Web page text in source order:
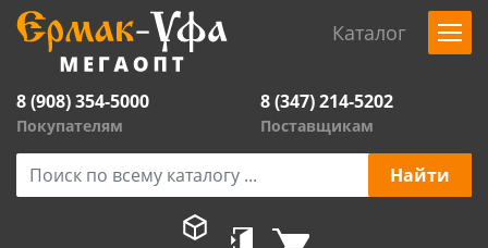
Каталог
8 (908) 354-5000
Покупателям
8 (347) 214-5202
Поставщикам